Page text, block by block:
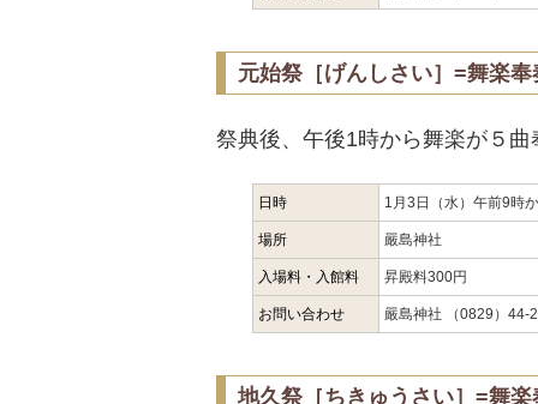
元始祭［げんしさい］=舞楽奉
祭典後、午後1時から舞楽が５
日時 1月3日（水）午前9時
場所 嚴島神社
入場料・入館料 昇殿料300円
お問い合わせ 嚴島神社 （0829）44-
地久祭［ちきゅうさい］=舞楽